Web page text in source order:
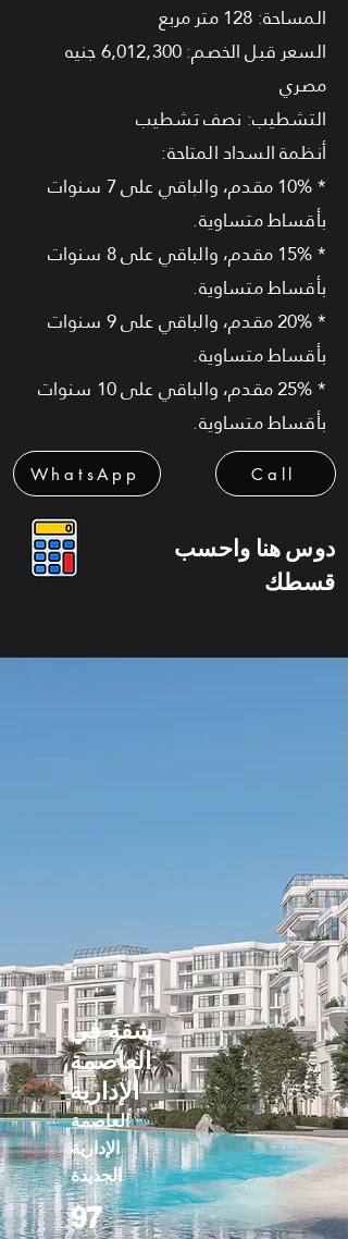
المساحة: 128 متر مربع
السعر قبل الخصم: 6,012,300 جنيه
مصري
التشطيب: نصف تشطيب
أنظمة السداد المتاحة:
* 10% مقدم، والباقي على 7 سنوات
بأقساط متساوية.
* 15% مقدم، والباقي على 8 سنوات
بأقساط متساوية.
* 20% مقدم، والباقي على 9 سنوات
بأقساط متساوية.
* 25% مقدم، والباقي على 10 سنوات
بأقساط متساوية.
WhatsApp Call
دوس هنا واحسب
قسطك
شقة في
العاصمة
الإدارية
العاصمة
الإدارية
الجديدة
97